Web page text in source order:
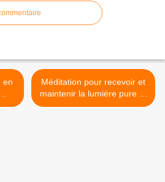
Méditation pour recevoir et
maintenir la lumière pure et
s'unir à la présence JE